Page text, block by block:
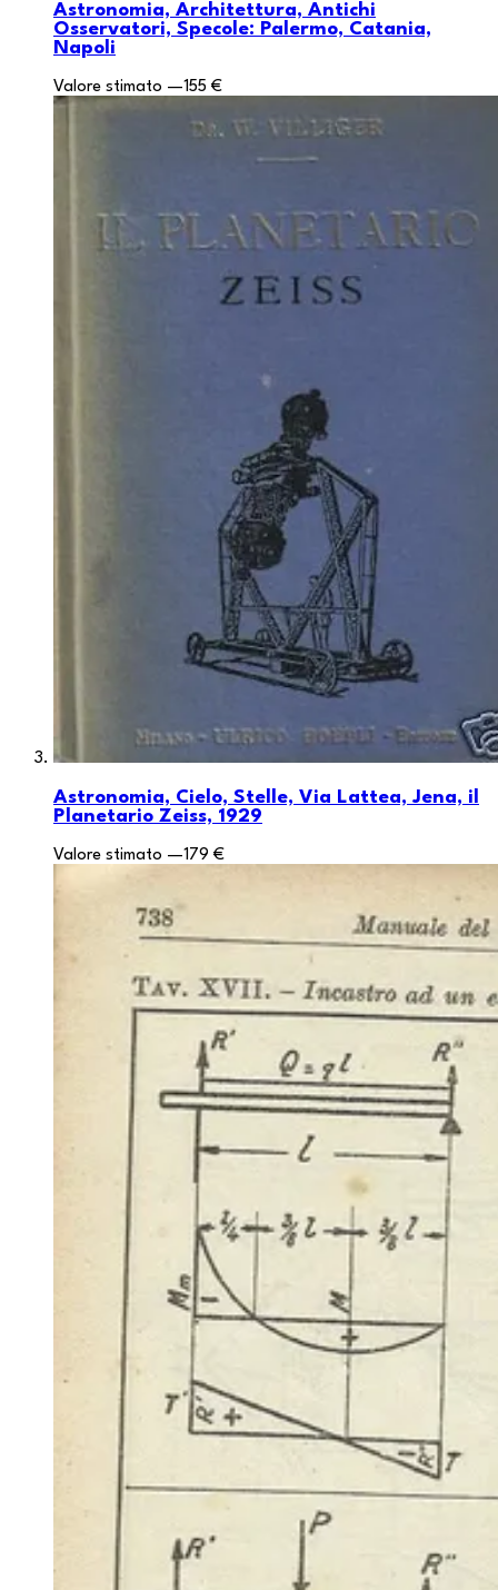
Astronomia, Architettura, Antichi
Osservatori, Specole: Palermo, Catania,
Napoli
Valore stimato —155 €
Astronomia, Cielo, Stelle, Via Lattea, Jena, il
Planetario Zeiss, 1929
Valore stimato —179 €